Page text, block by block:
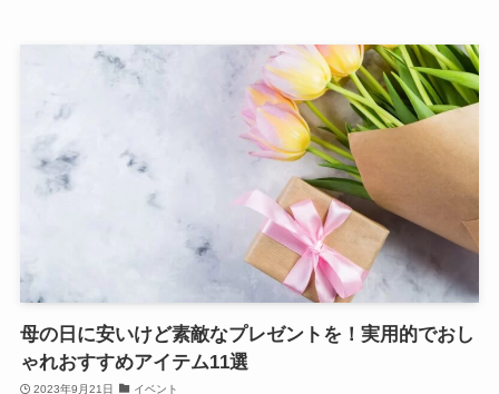
母の日に安いけど素敵なプレゼントを！実用的でおし
ゃれおすすめアイテム11選
2023年9月21日 イベント